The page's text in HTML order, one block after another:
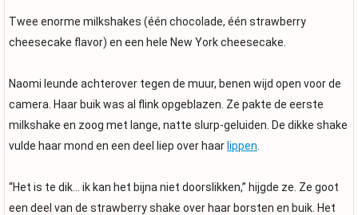
Twee enorme milkshakes (één chocolade, één strawberry
cheesecake flavor) en een hele New York cheesecake.
Naomi leunde achterover tegen de muur, benen wijd open voor de
camera. Haar buik was al flink opgeblazen. Ze pakte de eerste
milkshake en zoog met lange, natte slurp-geluiden. De dikke shake
vulde haar mond en een deel liep over haar lippen
“Het is te dik… ik kan het bijna niet doorslikken,” hijgde ze. Ze goot
een deel van de strawberry shake over haar borsten en buik. Het